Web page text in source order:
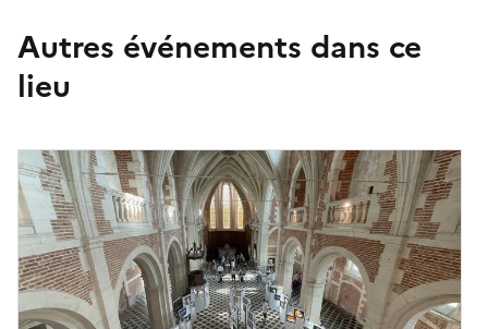
Autres événements dans ce
lieu